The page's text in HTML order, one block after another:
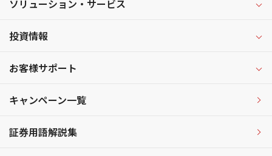
ソリューション・サービス
投資情報
お客様サポート
キャンペーン一覧
証券用語解説集